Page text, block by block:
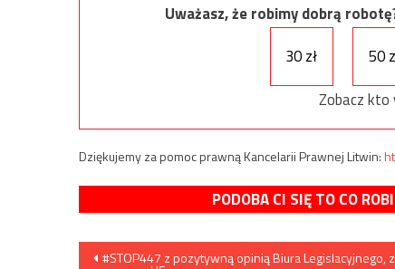
Uważasz, że robimy dobrą
30 zł
50
Zobacz kto
Dziękujemy za pomoc prawną Kancelarii Prawnej Litwin:
PODOBA CI SIĘ TO CO
Nawigacja
#STOP447 z pozytywną opinią Biura Legislacyjnego,